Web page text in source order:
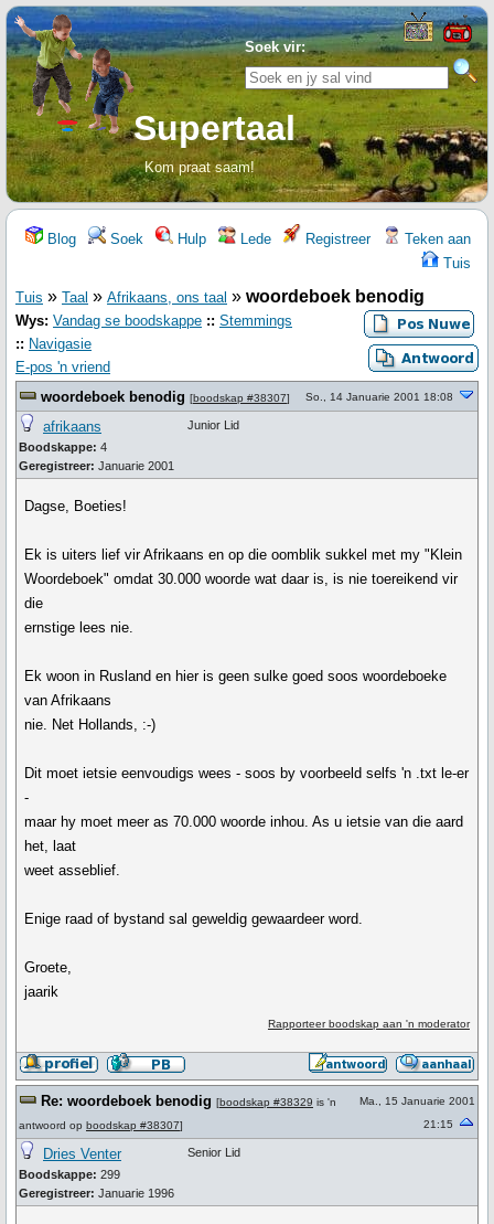
Soek vir:
Supertaal
Kom praat saam!
Blog Soek Hulp Lede Registreer
Teken aan
Tuis
Tuis » Taal » Afrikaans, ons taal » woordeboek benodig
Wys: Vandag se boodskappe :: Stemmings
:: Navigasie
E-pos 'n vriend
woordeboek benodig [boodskap #38307] So., 14 Januarie 2001 18:08
afrikaans
Boodskappe: 4
Geregistreer: Januarie 2001
Junior Lid
Dagse, Boeties!
Ek is uiters lief vir Afrikaans en op die oomblik sukkel met my "Klein
Woordeboek" omdat 30.000 woorde wat daar is, is nie toereikend vir
die
ernstige lees nie.
Ek woon in Rusland en hier is geen sulke goed soos woordeboeke
van Afrikaans
nie. Net Hollands, :-)
Dit moet ietsie eenvoudigs wees - soos by voorbeeld selfs 'n .txt le-er
-
maar hy moet meer as 70.000 woorde inhou. As u ietsie van die aard
het, laat
weet asseblief.
Enige raad of bystand sal geweldig gewaardeer word.
Groete,
jaarik
Rapporteer boodskap aan 'n moderator
Re: woordeboek benodig [boodskap #38329 is 'n
antwoord op boodskap #38307]
Ma., 15 Januarie 2001
21:15
Dries Venter
Boodskappe: 299
Geregistreer: Januarie 1996
Senior Lid